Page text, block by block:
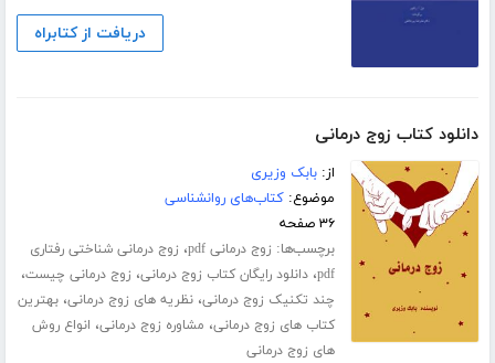
دریافت از کتابراه
دانلود کتاب زوج درمانی
از:بابک وزیری
موضوع:کتاب‌های روانشناسی
۳۶ صفحه
برچسب‌ها: زوج درمانی pdf ، زوج درمانی شناختی رفتاری
pdf،دانلود رایگان کتاب زوج درمانی، زوج درمانی چیست،
چند تکنیک زوج درمانی،نظریه های زوج درمانی،بهترین
کتاب های زوج درمانی، مشاوره زوج درمانی، انواع روش
های زوج درمانی